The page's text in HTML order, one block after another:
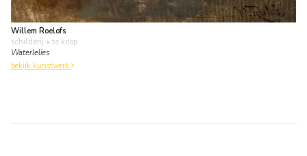
Willem Roelofs
schilderij • te koop
Waterlelies
bekijk kunstwerk